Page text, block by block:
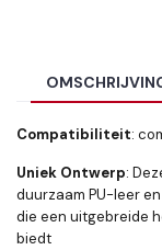
Compatibiliteit:
Uniek Ontwerp:
duurzaam PU-leer
die een uitgebreide
biedt